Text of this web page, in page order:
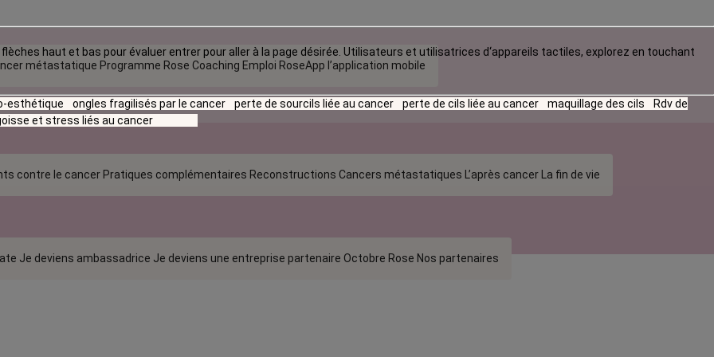
métastatique Programme Rose Coaching Emploi RoseApp l’application mobile
contre le cancer Pratiques complémentaires Reconstructions Cancers métastatiques L’après cancer La fin de vie
Je deviens ambassadrice Je deviens une entreprise partenaire Octobre Rose Nos partenaires
haut et bas pour évaluer entrer pour aller à la page désirée. Utilisateurs et utilisatrices d‘appareils tactiles, explorez en touchant
esthétique ongles fragilisés par le cancer perte de sourcils liée au cancer perte de cils liée au cancer maquillage des cils
Rdv de
et stress liés au cancer